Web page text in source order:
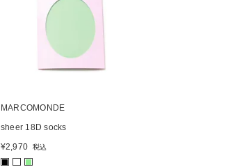
MARCOMONDE
sheer 18D socks
¥2,970 税込
■ ■